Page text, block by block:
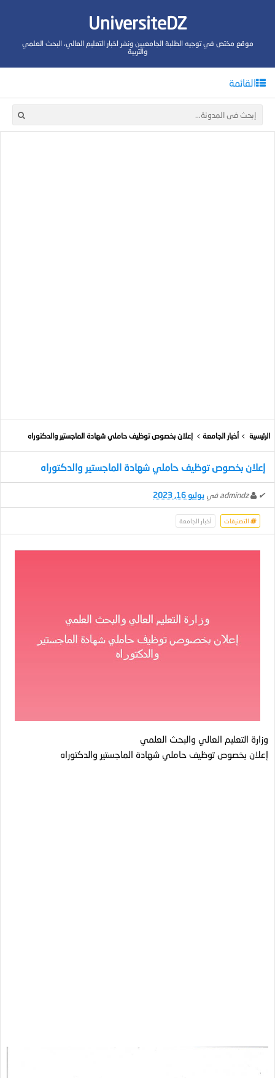
UniversiteDZ
موقع مختص في توجيه الطلبة الجامعيين ونشر اخبار التعليم العالي، البحث العلمي
والتربية
القائمة
الرئيسية أخبار الجامعة إعلان بخصوص توظيف حاملي شهادة الماجستير والدكتوراه
إعلان بخصوص توظيف حاملي شهادة الماجستير والدكتوراه
✔
admindz في يوليو 16, 2023
التصنيفات أخبار الجامعة
وزارة التعليم العالي والبحث العلمي
إعلان بخصوص توظيف حاملي شهادة الماجستير والدكتوراه